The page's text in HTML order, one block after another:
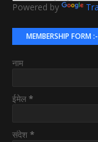
Powered by
MEMBERSHIP FORM
नाम
ईमेल *
संदेश *